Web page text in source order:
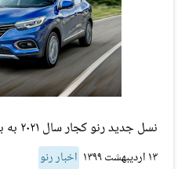
نسل جدید رنو کجار سال ۲۰۲۱ به بازار می آید
۱۳ اردیبهشت ۱۳۹۹ اخبار رنو